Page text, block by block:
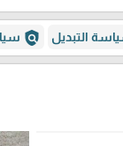
التبديل policy